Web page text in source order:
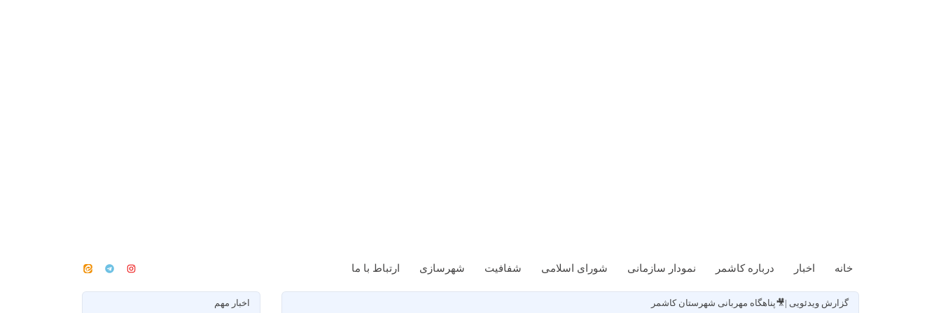
خانه اخبار درباره کاشمر نمودار سازمانی شورای اسلامی شفافیت شهرسازی ارتباط با ما
گزارش ویدئویی |🎥پناهگاه مهربانی شهرستان کاشمر اخبار مهم